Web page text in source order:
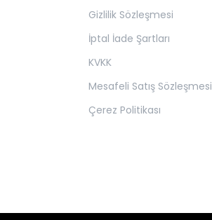
Gizlilik Sözleşmesi
İptal İade Şartları
KVKK
Mesafeli Satış Sözleşmesi
Çerez Politikası